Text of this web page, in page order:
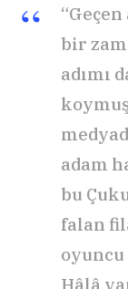
bir
adımı
adam
bu
falan
oyuncu